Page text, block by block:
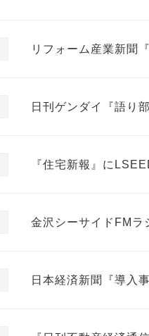
リフォーム産業新聞
日刊ゲンダイ『語り
『住宅新報』に
金沢シーサイドFM
日本経済新聞『導入